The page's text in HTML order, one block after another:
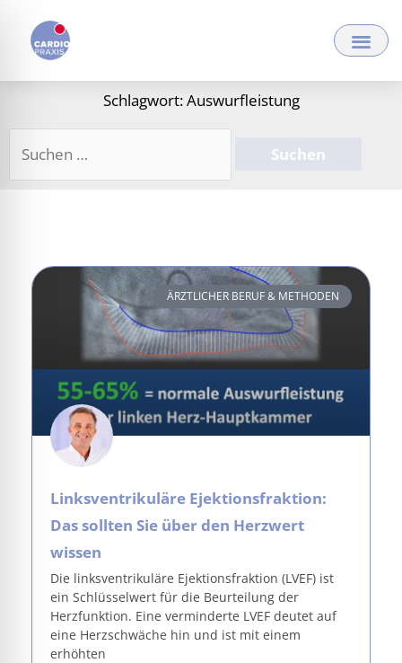
Inhalt
springen
Schlagwort: Auswurfleistung
ÄRZTLICHER BERUF & METHODEN
Linksventrikuläre Ejektionsfraktion:
Das sollten Sie über den Herzwert
wissen
Die linksventrikuläre Ejektionsfraktion (LVEF) ist
ein Schlüsselwert für die Beurteilung der
Herzfunktion. Eine verminderte LVEF deutet auf
eine Herzschwäche hin und ist mit einem
erhöhten